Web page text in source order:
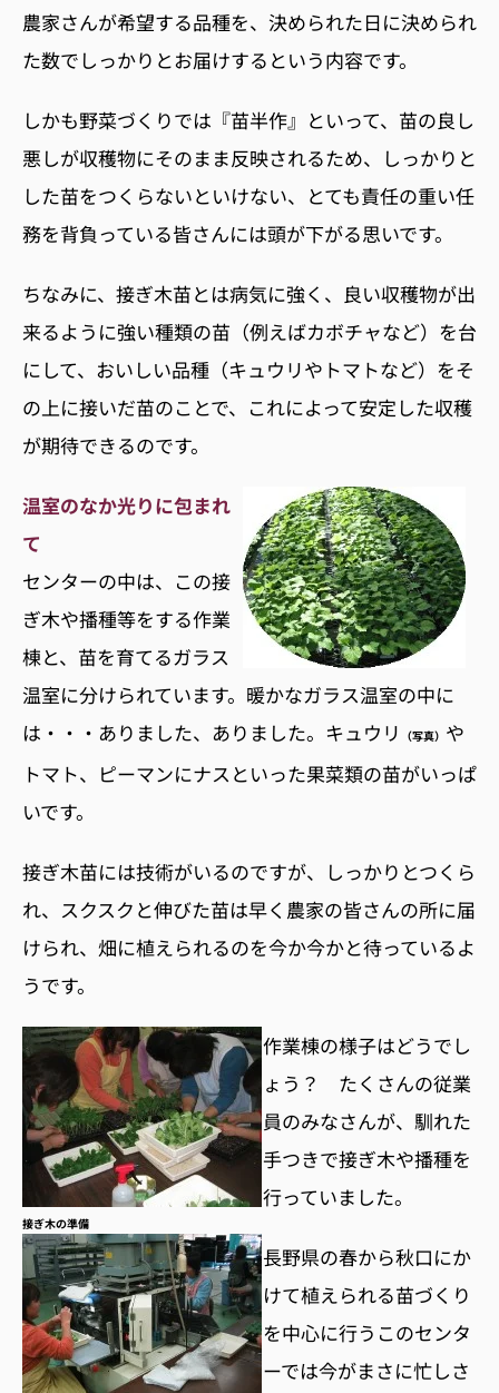
農家さんが希望する品種を、決められた日に決められ
た数でしっかりとお届けするという内容です。
しかも野菜づくりでは『苗半作』といって、苗の良し
悪しが収穫物にそのまま反映されるため、しっかりと
した苗をつくらないといけない、とても責任の重い任
務を背負っている皆さんには頭が下がる思いです。
ちなみに、接ぎ木苗とは病気に強く、良い収穫物が出
来るように強い種類の苗（例えばカボチャなど）を台
にして、おいしい品種（キュウリやトマトなど）をそ
の上に接いだ苗のことで、これによって安定した収穫
が期待できるのです。
温室のなか光りに包まれ
て
センターの中は、この接
ぎ木や播種等をする作業
棟と、苗を育てるガラス
温室に分けられています。暖かなガラス温室の中に
は・・・ありました、ありました。キュウリ （写真） や
トマト、ピーマンにナスといった果菜類の苗がいっぱ
いです。
接ぎ木苗には技術がいるのですが、しっかりとつくら
れ、スクスクと伸びた苗は早く農家の皆さんの所に届
けられ、畑に植えられるのを今か今かと待っているよ
うです。
接ぎ木の準備
作業棟の様子はどうでし
ょう？ たくさんの従業
員のみなさんが、馴れた
手つきで接ぎ木や播種を
行っていました。
長野県の春から秋口にか
けて植えられる苗づくり
を中心に行うこのセンタ
ーでは今がまさに忙しさ